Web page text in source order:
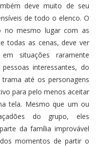
deve muito de seu
de todo o elenco. O
no mesmo lugar com as
todas as cenas, deve ver
situações raramente
interessantes, do
até os personagens
para pelo menos aceitar
tela. Mesmo que um ou
do grupo, eles
da família improvável
momentos de partir o